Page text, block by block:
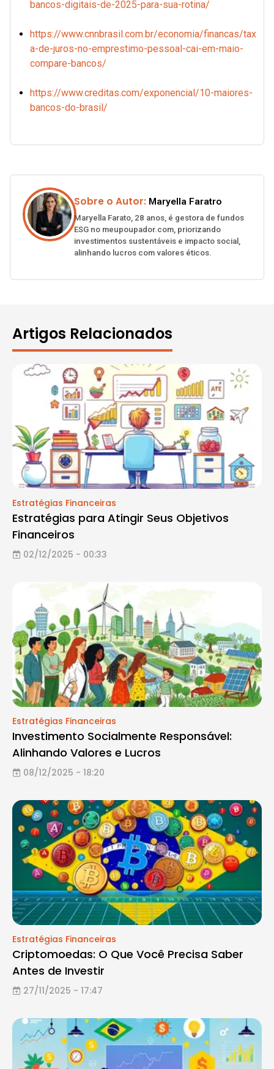
bancos-digitais-de-2025-para-sua-rotina/
https://www.cnnbrasil.com.br/economia/financas/tax
a-de-juros-no-emprestimo-pessoal-cai-em-maio-
compare-bancos/
https://www.creditas.com/exponencial/10-maiores-
bancos-do-brasil/
Sobre o Autor: Maryella Faratro
Maryella Farato, 28 anos, é gestora de fundos
ESG no meupoupador.com, priorizando
investimentos sustentáveis e impacto social,
alinhando lucros com valores éticos.
Artigos Relacionados
Estratégias Financeiras
Estratégias para Atingir Seus Objetivos
Financeiros
02/12/2025 - 00:33
Estratégias Financeiras
Investimento Socialmente Responsável:
Alinhando Valores e Lucros
08/12/2025 - 18:20
Estratégias Financeiras
Criptomoedas: O Que Você Precisa Saber
Antes de Investir
27/11/2025 - 17:47